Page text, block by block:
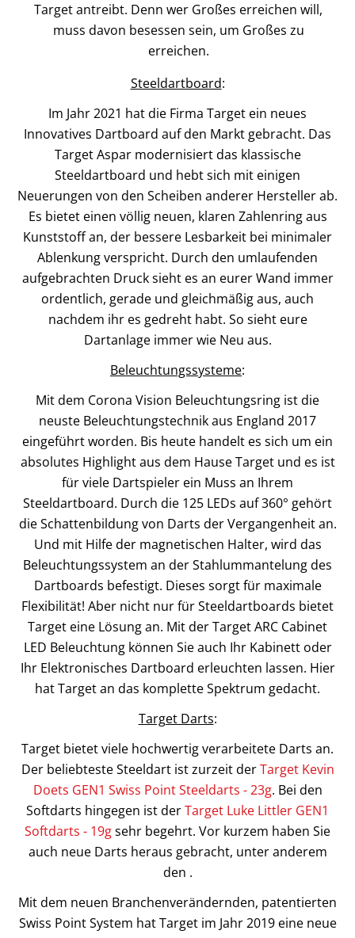
Target antreibt. Denn wer Großes erreichen will,
muss davon besessen sein, um Großes zu
erreichen.
Steeldartboard:
Im Jahr 2021 hat die Firma Target ein neues
Innovatives Dartboard auf den Markt gebracht. Das
Target Aspar modernisiert das klassische
Steeldartboard und hebt sich mit einigen
Neuerungen von den Scheiben anderer Hersteller ab.
Es bietet einen völlig neuen, klaren Zahlenring aus
Kunststoff an, der bessere Lesbarkeit bei minimaler
Ablenkung verspricht. Durch den umlaufenden
aufgebrachten Druck sieht es an eurer Wand immer
ordentlich, gerade und gleichmäßig aus, auch
nachdem ihr es gedreht habt. So sieht eure
Dartanlage immer wie Neu aus.
Beleuchtungssysteme:
Mit dem Corona Vision Beleuchtungsring ist die
neuste Beleuchtungstechnik aus England 2017
eingeführt worden. Bis heute handelt es sich um ein
absolutes Highlight aus dem Hause Target und es ist
für viele Dartspieler ein Muss an Ihrem
Steeldartboard. Durch die 125 LEDs auf 360° gehört
die Schattenbildung von Darts der Vergangenheit an.
Und mit Hilfe der magnetischen Halter, wird das
Beleuchtungssystem an der Stahlummantelung des
Dartboards befestigt. Dieses sorgt für maximale
Flexibilität! Aber nicht nur für Steeldartboards bietet
Target eine Lösung an. Mit der Target ARC Cabinet
LED Beleuchtung können Sie auch Ihr Kabinett oder
Ihr Elektronisches Dartboard erleuchten lassen. Hier
hat Target an das komplette Spektrum gedacht.
Target Darts:
Target bietet viele hochwertig verarbeitete Darts an.
Der beliebteste Steeldart ist zurzeit derTarget Kevin
Doets GEN1 Swiss Point Steeldarts - 23g. Bei den
Softdarts hingegen ist derTarget Luke Littler GEN1
Softdarts - 19gsehr begehrt. Vor kurzem haben Sie
auch neue Darts heraus gebracht, unter anderem
den .
Mit dem neuen Branchenverändernden, patentierten
Swiss Point System hat Target im Jahr 2019 eine neue